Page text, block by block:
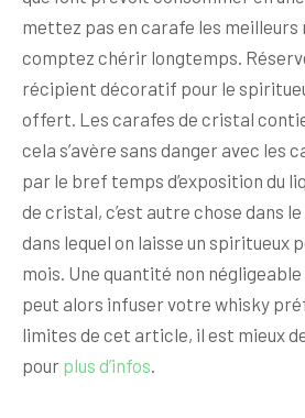
mettez pas en carafe les meilleurs
comptez chérir longtemps.
récipient décoratif pour le
offert. Les carafes de cristal
cela s’avère sans danger avec les
par le bref temps d’exposition du
de cristal, c’est autre chose dans
dans lequel on laisse un spiritueux
mois. Une quantité non
peut alors infuser votre whisky
limites de cet article, il est mieux
pour plus d’infos